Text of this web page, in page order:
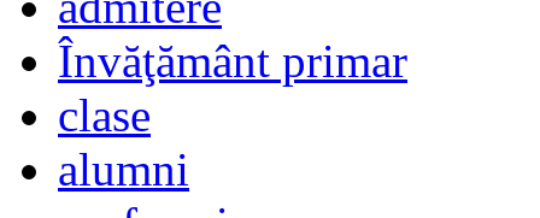
Învăţământ primar
clase
alumni